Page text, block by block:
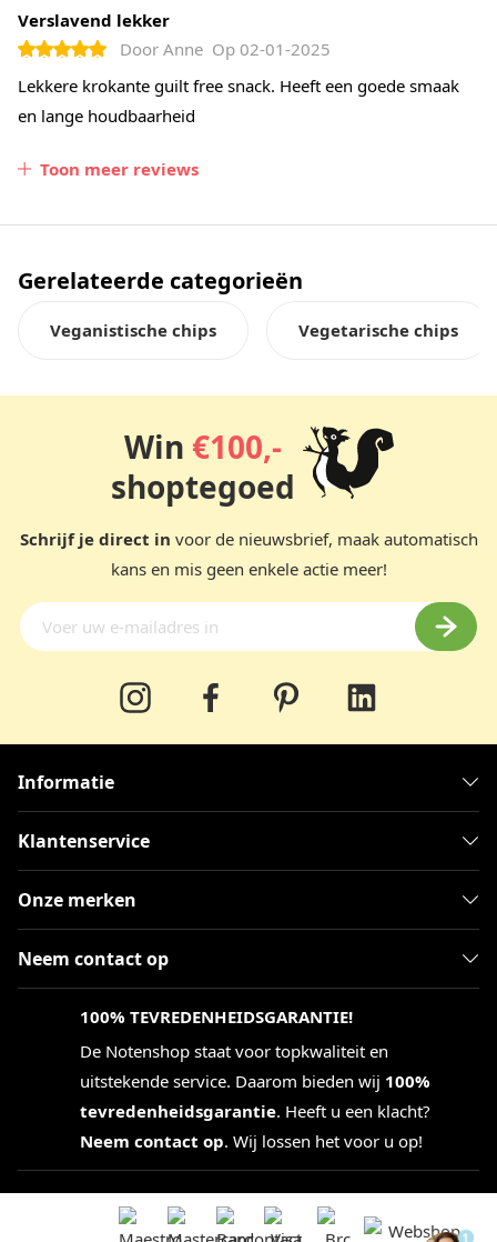
Verslavend lekker
Door Anne Op 02-01-2025
Lekkere krokante guilt free snack. Heeft een goede smaak
en lange houdbaarheid
Toon meer reviews
Gerelateerde categorieën
Veganistische chips Vegetarische chips
Win €100,-
shoptegoed
Schrijf je direct in voor de nieuwsbrief, maak automatisch
kans en mis geen enkele actie meer!
Informatie
Klantenservice
Onze merken
Neem contact op
100% TEVREDENHEIDSGARANTIE!
De Notenshop staat voor topkwaliteit en
uitstekende service. Daarom bieden wij 100%
tevredenheidsgarantie. Heeft u een klacht?
Neem contact op. Wij lossen het voor u op!
1